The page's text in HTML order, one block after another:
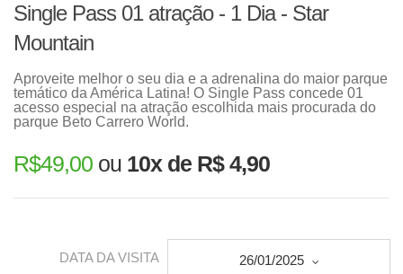
Single Pass 01 atração - 1 Dia - Star
Mountain
Aproveite melhor o seu dia e a adrenalina do maior parque
temático da América Latina! O Single Pass concede 01
acesso especial na atração escolhida mais procurada do
parque Beto Carrero World.
R$49,00 ou 10x de R$ 4,90
DATA DA VISITA 26/01/2025